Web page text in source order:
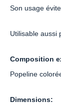
Son usage
Utilisable aussi
Composition
Popeline
Dimensions: